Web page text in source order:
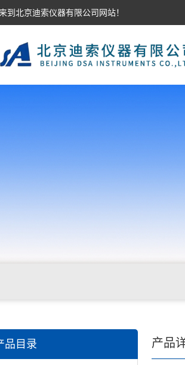
到北京迪索仪器有限公司网站！
品目录 产品